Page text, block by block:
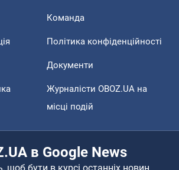
Команда
Політика конфіденційності
Документи
Журналісти OBOZ.UA на
місці подій
в Google News
щоб бути в курсі останніх новин